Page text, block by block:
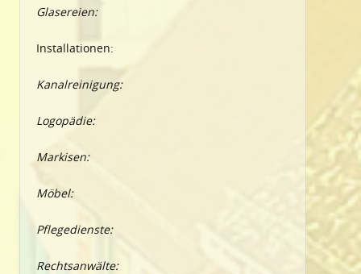
Glasereien:
Installationen:
Kanalreinigung:
Logopädie:
Markisen:
Möbel:
Pflegedienste:
Rechtsanwälte: